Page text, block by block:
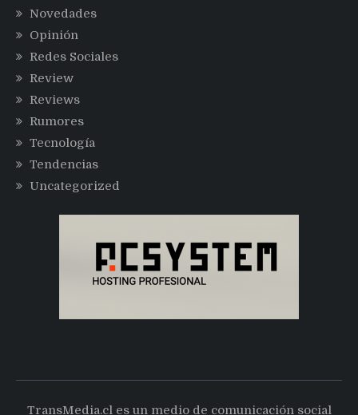
Novedades
Opinión
Redes Sociales
Review
Reviews
Rumores
Tecnología
Tendencias
Uncategorized
TransMedia.cl es un medio de comunicación social